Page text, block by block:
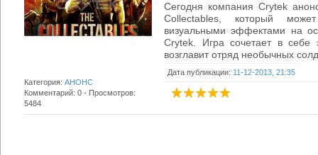
Сегодня компания Crytek
Collectables, который
визуальными эффектами на
Crytek. Игра сочетает в себе
возглавит отряд необычных
Дата публикации: 11-12-2013, 21:35
Категория: АНОНС
Комментарий: 0 - Просмотров:
5484